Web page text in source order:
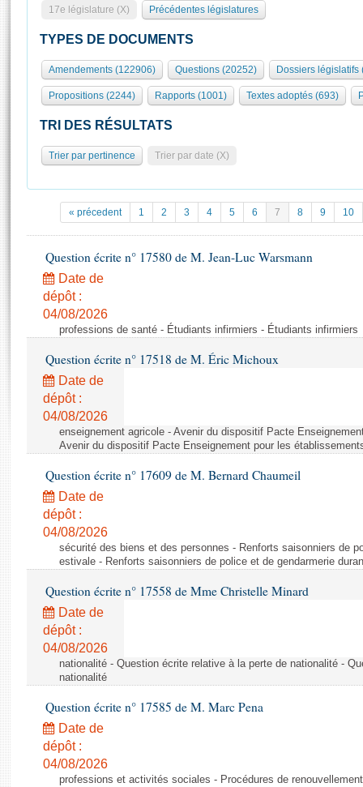
Présidence
577 députés
Groupes politiques
Séance publique
Commissions et autres organes
Europe et International
Pétitions
Projets de loi
Propositions de loi
Amendements
Textes adoptés
Rapports d'information
Rapports d'enquête
Rapports législatifs
Baromètre de l’application des lois
Dossiers législatifs
Budget et sécurité sociale
Questions écrites et orales
Comptes rendus des débats
Rôle et pouvoirs de l'Assemblée
Organisation de l'Assemblée
Présidence Conférence des Présidents Bureau Collège des
Statistiques et chiffres clés
Documents de référence
( Constitution | Règlement de l'Assemblée ... )
Histoire
Juniors
Anciennes législatures
Liens vers les sites publics
Visiter l'Assemblée
Visite virtuelle du palais Bourbon
Assister à une séance
La Bibliothèque
Contacts et plan d'accès
Photos libres de droit
17e législature (X) Précédentes législatures
TYPES DE DOCUMENTS
Amendements (122906) Questions (20252) Dossiers législatifs
Propositions (2244) Rapports (1001) Textes adoptés (693)
TRI DES RÉSULTATS
Trier par pertinence Trier par date (X)
« précedent 1 2 3 4 5 6 7 8 9 10
Question écrite n° 17580 de M. Jean-Luc Warsmann
Date de
dépôt :
04/08/2026
professions de santé - Étudiants infirmiers - Étudiants infirmiers
Question écrite n° 17518 de M. Éric Michoux
Date de
dépôt :
04/08/2026
enseignement agricole - Avenir du dispositif Pacte
Avenir du dispositif Pacte Enseignement pour les
Question écrite n° 17609 de M. Bernard Chaumeil
Date de
dépôt :
04/08/2026
sécurité des biens et des personnes - Renforts saisonniers de
estivale - Renforts saisonniers de police et de gendarmerie
Question écrite n° 17558 de Mme Christelle Minard
Date de
dépôt :
04/08/2026
nationalité - Question écrite relative à la perte de nationalité -
nationalité
Question écrite n° 17585 de M. Marc Pena
Date de
dépôt :
04/08/2026
professions et activités sociales - Procédures de